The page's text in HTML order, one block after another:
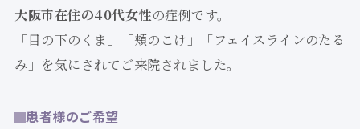
大阪市在住の40代女性の症例です。
「目の下のくま」「頬のこけ」「フェイスラインのたる
み」を気にされてご来院されました。
患者様のご希望